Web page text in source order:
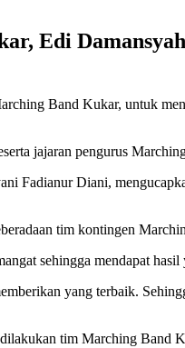
Edi
Band Kukar, untuk
jajaran pengurus
Fadianur Diani,
tim kontingen
sehingga mendapat hasil
yang terbaik.
tim Marching Band